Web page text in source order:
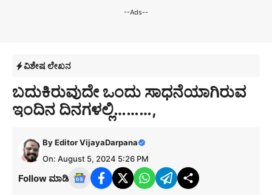
--Ads--
ವಿಶೇಷ ಲೇಖನ
ಬದುಕಿರುವುದೇ ಒಂದು ಸಾಧನೆಯಾಗಿರುವ
ಇಂದಿನ ದಿನಗಳಲ್ಲಿ………,
ByEditor VijayaDarpana
On: August 5, 2024 5:26 PM
Follow ಮಾಡಿ